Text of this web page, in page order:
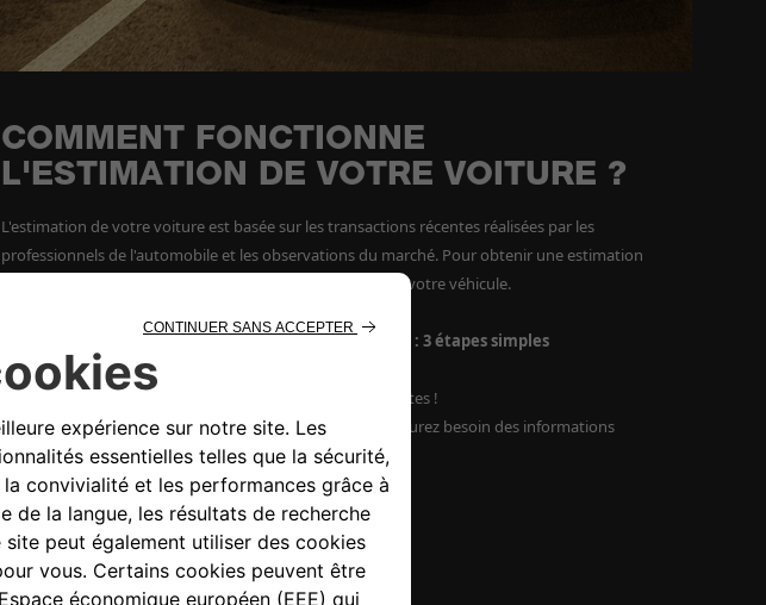
COMMENT FONCTIONNE
L'ESTIMATION DE VOTRE VOITURE ?
L'estimation de votre voiture est basée sur les transactions récentes réalisées par les
professionnels de l'automobile et les observations du marché. Pour obtenir une estimation
précise, nous avons besoin d'informations complètes sur votre véhicule.
Comment obtenir une estimation pour votre voiture : 3 étapes simples
Obtenez l'estimation de votre voiture en moins de 5 minutes !
Pour obtenir l'estimation de votre voiture en ligne, vous aurez besoin des informations
suivantes :
● La carte grise de votre voiture
● Le kilométrage de votre voiture